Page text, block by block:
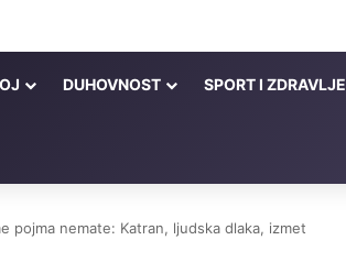
DUHOVNOST SPORT I ZDRAVLJE
pojma nemate: Katran, ljudska dlaka, izmet